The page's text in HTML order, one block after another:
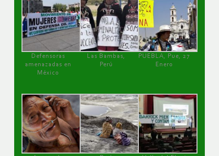
Defensoras
amenazadas en
México
Las Bambas,
Perú
PUEBLA, Pue, 27
Enero